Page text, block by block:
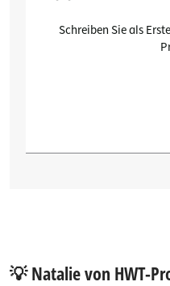
Schreiben Sie als
💡 Natalie von HWT-